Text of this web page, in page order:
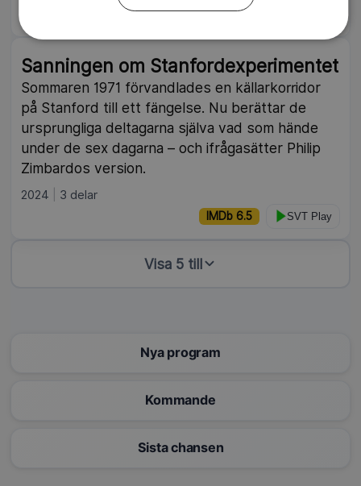
IMDb 7.8
Sanningen om Stanfordexperimentet
Sommaren 1971 förvandlades en källarkorridor
på Stanford till ett fängelse. Nu berättar de
ursprungliga deltagarna själva vad som hände
under de sex dagarna – och ifrågasätter Philip
Zimbardos version.
2024 3 delar
IMDb 6.5 SVT Play
Visa 5 till
Nya program
Kommande
Sista chansen